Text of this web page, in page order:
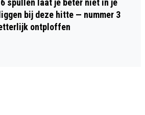
6 spullen laat je beter niet in je
bij deze hitte — nummer 3
ontploffen